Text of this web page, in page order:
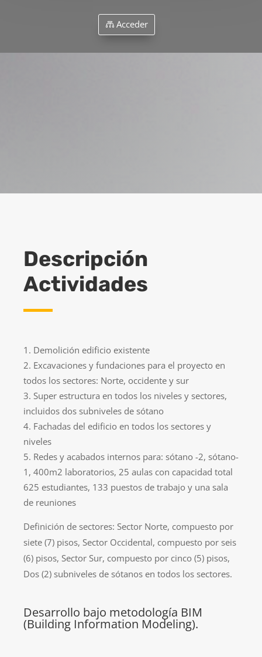
Acceder
Descripción
Actividades
Demolición edificio existente
Excavaciones y fundaciones para el proyecto en
todos los sectores: Norte, occidente y sur
Super estructura en todos los niveles y sectores,
incluidos dos subniveles de sótano
Fachadas del edificio en todos los sectores y
niveles
Redes y acabados internos para: sótano -2, sótano-
1, 400m2 laboratorios, 25 aulas con capacidad total
625 estudiantes, 133 puestos de trabajo y una sala
de reuniones
Definición de sectores: Sector Norte, compuesto por
siete (7) pisos, Sector Occidental, compuesto por seis
(6) pisos, Sector Sur, compuesto por cinco (5) pisos,
Dos (2) subniveles de sótanos en todos los sectores.
Desarrollo bajo metodología BIM
(Building Information Modeling)​.